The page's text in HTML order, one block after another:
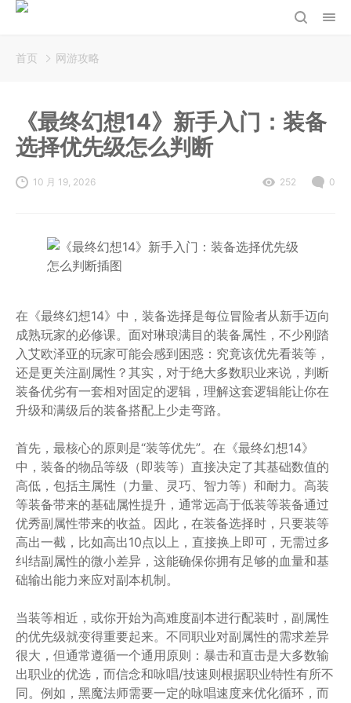
首页 网游攻略
《最终幻想14》新手入门：装备
选择优先级怎么判断
10 月 19, 2026 252 0
在《最终幻想14》中，装备选择是每位冒险者从新手迈向
成熟玩家的必修课。面对琳琅满目的装备属性，不少刚踏
入艾欧泽亚的玩家可能会感到困惑：究竟该优先看装等，
还是更关注副属性？其实，对于绝大多数职业来说，判断
装备优劣有一套相对固定的逻辑，理解这套逻辑能让你在
升级和满级后的装备搭配上少走弯路。
首先，最核心的原则是“装等优先”。在《最终幻想14》
中，装备的物品等级（即装等）直接决定了其基础数值的
高低，包括主属性（力量、灵巧、智力等）和耐力。高装
等装备带来的基础属性提升，通常远高于低装等装备通过
优秀副属性带来的收益。因此，在装备选择时，只要装等
高出一截，比如高出10点以上，直接换上即可，无需过多
纠结副属性的微小差异，这能确保你拥有足够的血量和基
础输出能力来应对副本机制。
当装等相近，或你开始为高难度副本进行配装时，副属性
的优先级就变得重要起来。不同职业对副属性的需求差异
很大，但通常遵循一个通用原则：暴击和直击是大多数输
出职业的优选，而信念和咏唱/技速则根据职业特性有所不
同。例如，黑魔法师需要一定的咏唱速度来优化循环，而